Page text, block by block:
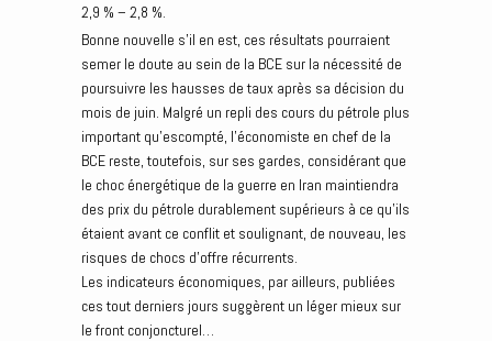
2,9 % – 2,8 %.
Bonne nouvelle s’il en est, ces résultats pourraient
semer le doute au sein de la BCE sur la nécessité de
poursuivre les hausses de taux après sa décision du
mois de juin. Malgré un repli des cours du pétrole plus
important qu’escompté, l’économiste en chef de la
BCE reste, toutefois, sur ses gardes, considérant que
le choc énergétique de la guerre en Iran maintiendra
des prix du pétrole durablement supérieurs à ce qu’ils
étaient avant ce conflit et soulignant, de nouveau, les
risques de chocs d’offre récurrents.
Les indicateurs économiques, par ailleurs, publiées
ces tout derniers jours suggèrent un léger mieux sur
le front conjoncturel…